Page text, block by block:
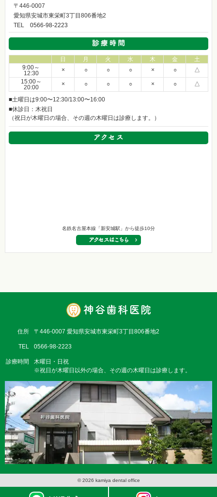
〒446-0007
愛知県安城市東栄町3丁目806番地2
TEL 0566-98-2223
日 月 火 水 木 金
土
9:00～
12:30
× ○ ○ ○ × ○
△
15:00～
20:00
× ○ ○ ○ × ○ △
■土曜日は9:00〜12:30/13:00〜16:00
■休診日：木祝日
（祝日が木曜日の場合、その週の木曜日は診療します。）
名鉄名古屋本線「新安城駅」から徒歩10分
住所 〒446-0007 愛知県安城市東栄町3丁目806番地2
TEL 0566-98-2223
診療時間
木曜日・日祝
※祝日が木曜日以外の場合、その週の木曜日は診療します。
© 2026 kamiya dental office